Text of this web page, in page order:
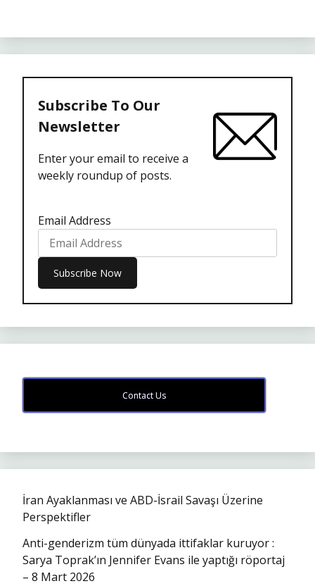
Subscribe To Our
Newsletter
Enter your email to receive a
weekly roundup of posts.
Email Address
Contact Us
İran Ayaklanması ve ABD-İsrail Savaşı Üzerine
Perspektifler
Anti-genderizm tüm dünyada ittifaklar kuruyor :
Sarya Toprak’ın Jennifer Evans ile yaptığı röportaj
– 8 Mart 2026